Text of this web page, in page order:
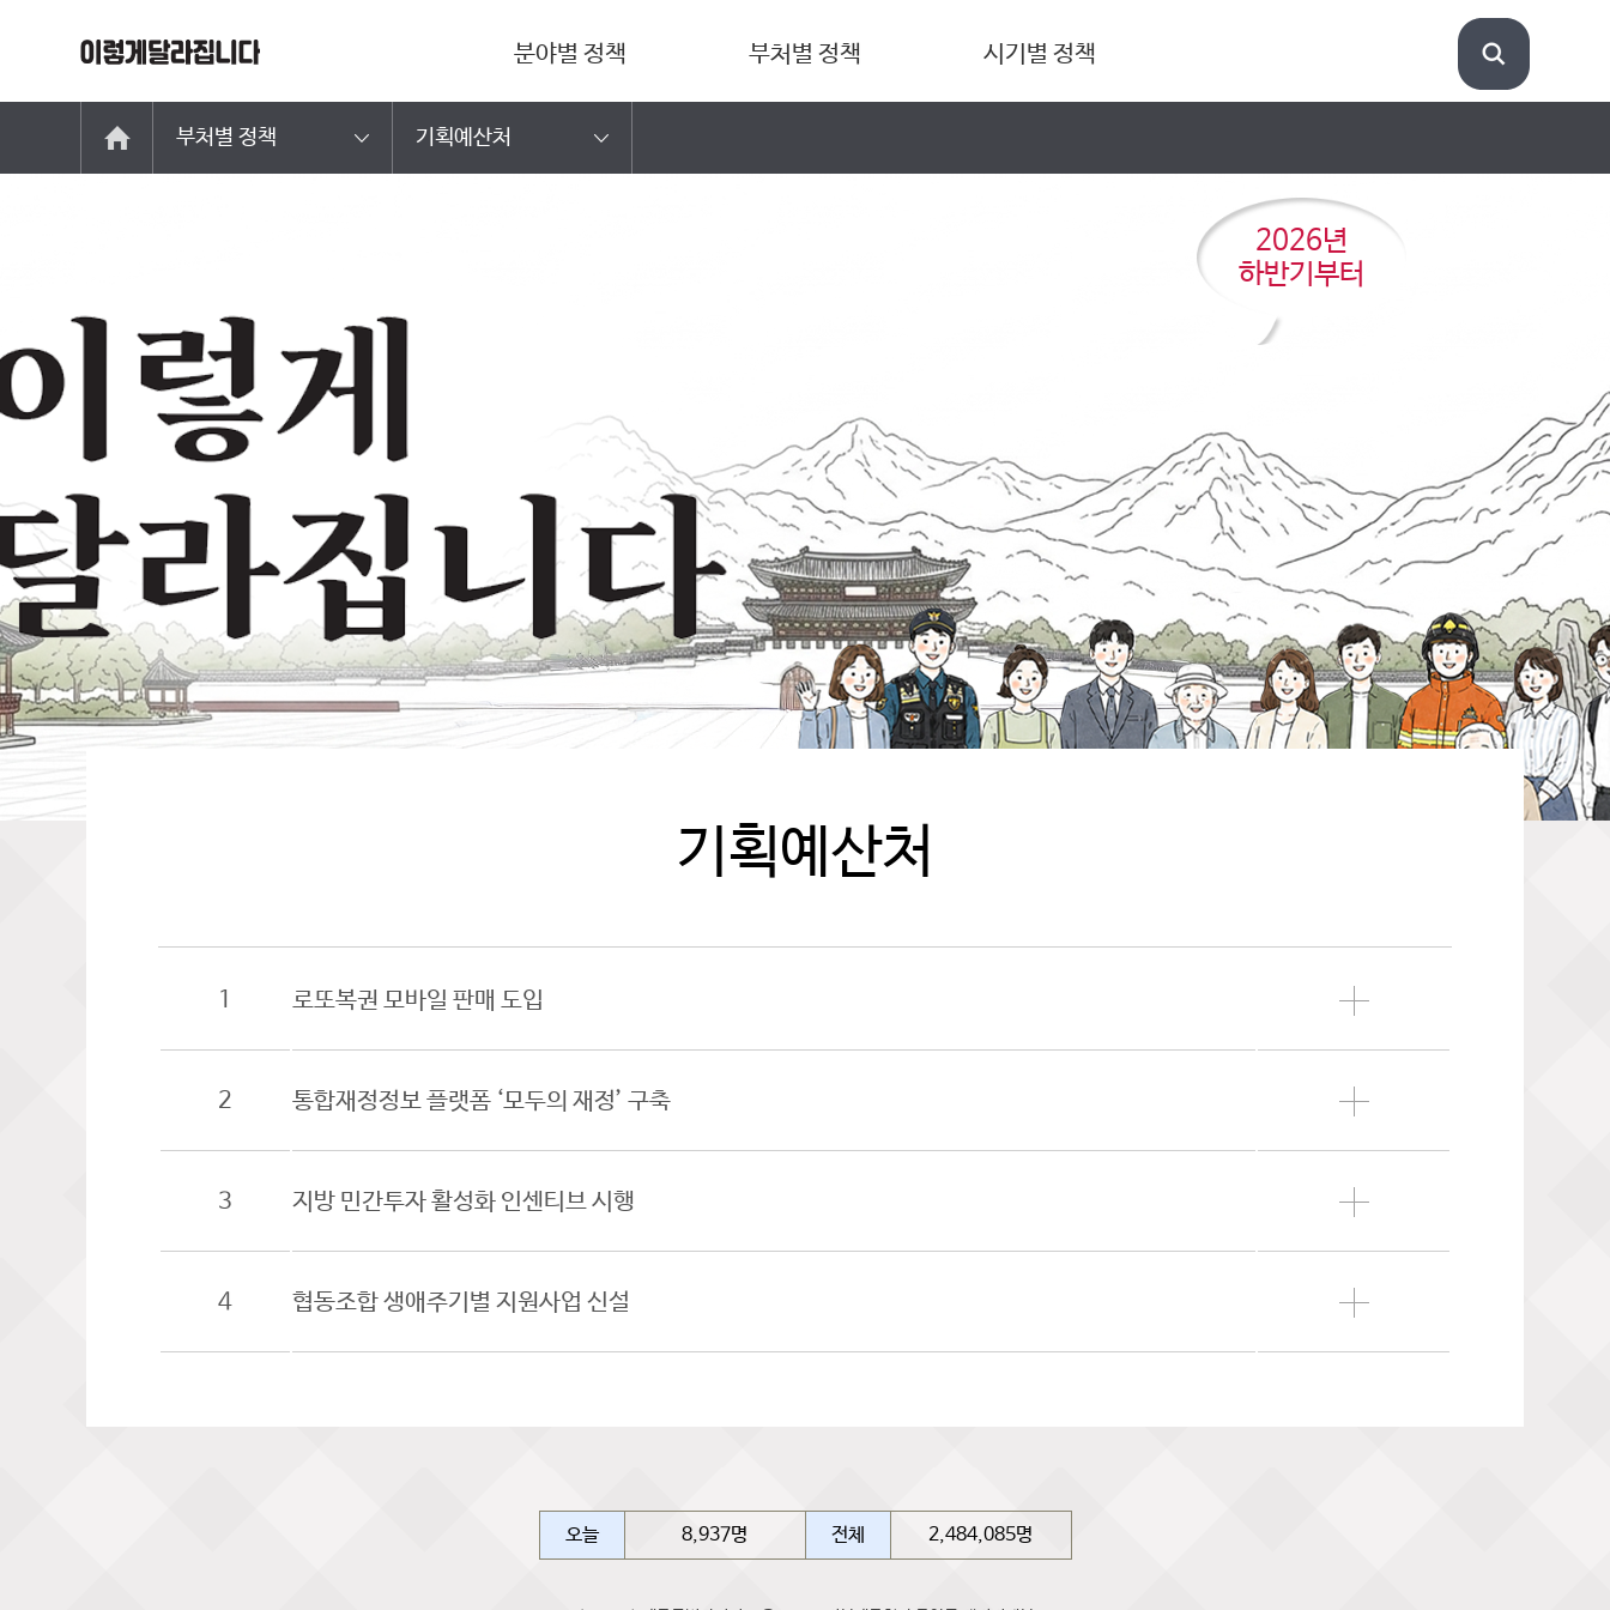
분야별 정책 부처별 정책 시기별 정책
부처별 정책 기획예산처
2026년
하반기부터
기획예산처
1 로또복권 모바일 판매 도입
2 통합재정정보 플랫폼 ‘모두의 재정’ 구축
3 지방 민간투자 활성화 인센티브 시행
4 협동조합 생애주기별 지원사업 신설
오늘 8,937명 전체 2,484,085명